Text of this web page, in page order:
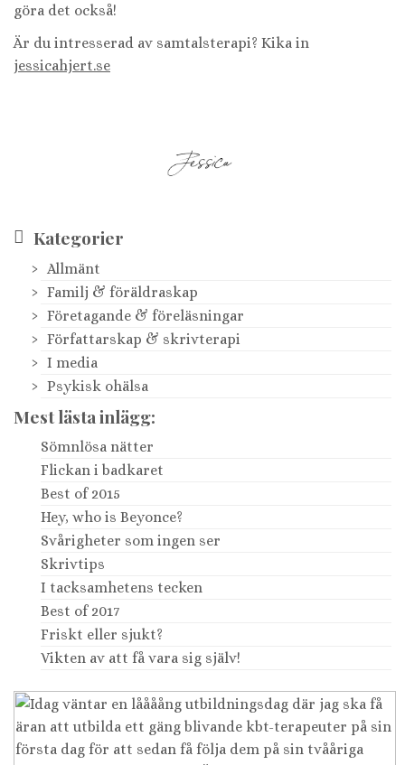
göra det också!
Är du intresserad av samtalsterapi? Kika in
jessicahjert.se
Kategorier
Allmänt
Familj & föräldraskap
Företagande & föreläsningar
Författarskap & skrivterapi
I media
Psykisk ohälsa
Mest lästa inlägg:
Sömnlösa nätter
Flickan i badkaret
Best of 2015
Hey, who is Beyonce?
Svårigheter som ingen ser
Skrivtips
I tacksamhetens tecken
Best of 2017
Friskt eller sjukt?
Vikten av att få vara sig själv!